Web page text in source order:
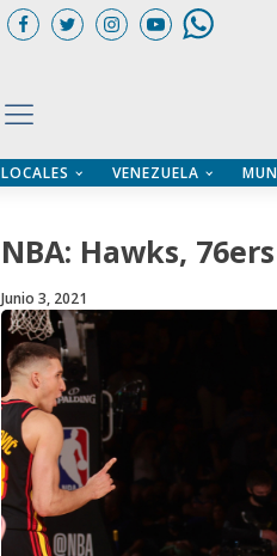
LOCALES VENEZUELA
NBA: Hawks,
Junio 3, 2021